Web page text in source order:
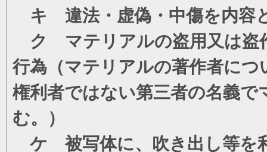
キ 違法・虚偽・中傷を内容
ク マテリアルの盗用又は盗
行為（マテリアルの著作者に
権利者ではない第三者の名義
む。）
ケ 被写体に、吹き出し等を